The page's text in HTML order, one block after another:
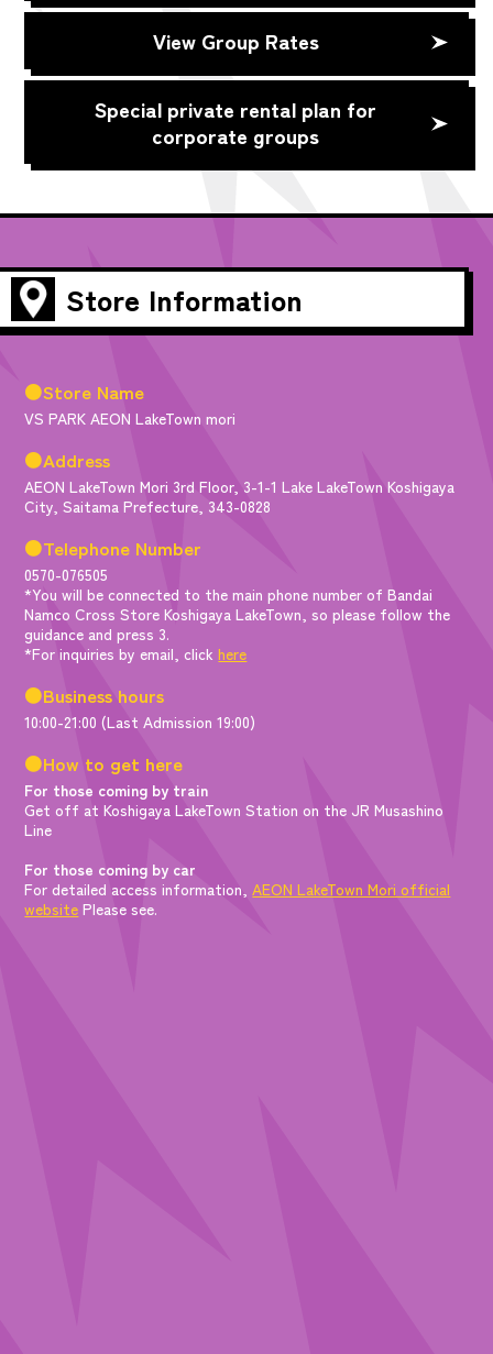
View Group Rates
Special private rental plan for
corporate groups
Store Information
●Store Name
VS PARK AEON LakeTown mori
●Address
AEON LakeTown Mori 3rd Floor, 3-1-1 Lake LakeTown Koshigaya
City, Saitama Prefecture, 343-0828
●Telephone Number
0570-076505
*You will be connected to the main phone number of Bandai
Namco Cross Store Koshigaya LakeTown, so please follow the
guidance and press 3.
*For inquiries by email, clickhere
●Business hours
10:00-21:00 (Last Admission 19:00)
●How to get here
For those coming by train
Get off at Koshigaya LakeTown Station on the JR Musashino
Line
For those coming by car
For detailed access information,AEON LakeTown Mori official
website Please see.